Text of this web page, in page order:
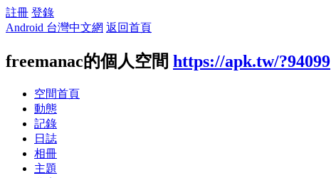
註冊 登錄
Android 台灣中文網 返回首頁
freemanac的個人空間 https://apk.tw/?94099
空間首頁
動態
記錄
日誌
相冊
主題